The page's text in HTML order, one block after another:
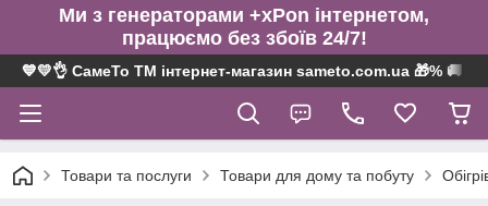
Ми з генераторами +xPon інтернетом,
працюємо без збоїв 24/7!
💙💛👌 СамеТо ТМ інтернет-магазин sameto.com.ua 🎁% 🚚 ⤵
Товари та послуги Товари для дому та побуту